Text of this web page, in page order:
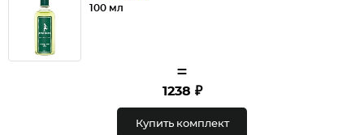
100 мл
=
1238 ₽
Купить комплект